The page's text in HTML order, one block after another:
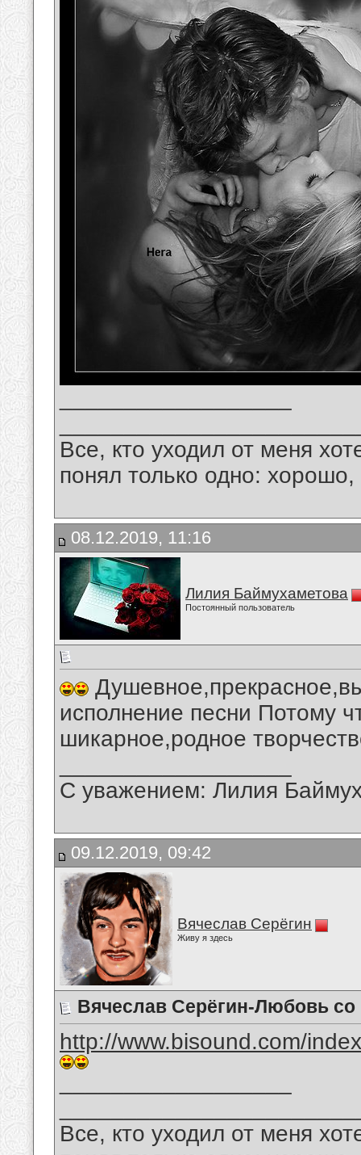
Все, кто уходил от меня
понял только одно:
08.12.2019, 11:16
Лилия Баймухаметова
Постоянный пользователь
исполнение песни Потому
шикарное,родное
С уважением: Лилия
09.12.2019, 09:42
Вячеслав Серёгин
Живу я здесь
Вячеслав Серёгин-Любовь со
http://www.bisound.com/
Все, кто уходил от меня